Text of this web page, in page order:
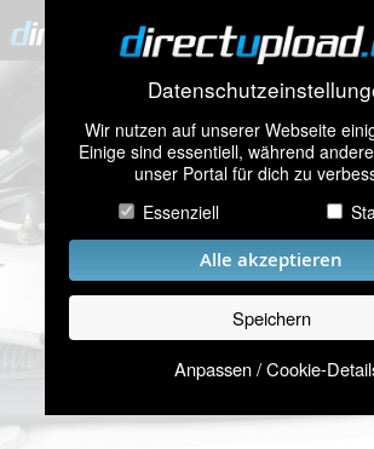
Wir nutzen auf unserer Webseite
Einige sind essentiell, während
unser Portal für dich zu
Essenziell
Alle akzeptieren
Speichern
Anpassen / Cookie-